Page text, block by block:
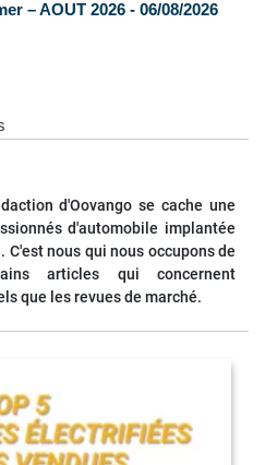
– AOUT 2026 - 06/08/2026
d'Oovango se cache une
d'automobile implantée
C'est nous qui nous occupons de
articles qui concernent
que les revues de marché.